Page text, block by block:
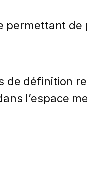
permettant
de définition
l’espace